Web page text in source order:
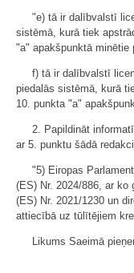
"e) tā ir dalībvalstī
sistēmā, kurā tiek
"a" apakšpunktā minētie
f) tā ir dalībvalstī
piedalās sistēmā, kurā
10. punkta "a"
2. Papildināt
ar 5. punktu šādā
"5) Eiropas
(ES) Nr. 2024/886, ar ko
(ES) Nr. 2021/1230 un
attiecībā uz tūlītējiem
Likums Saeimā